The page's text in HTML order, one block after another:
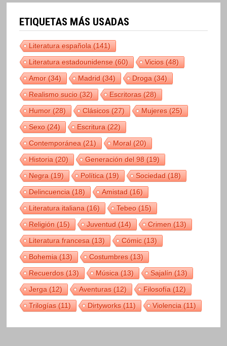
ETIQUETAS MÁS USADAS
Literatura española(141)
Literatura estadounidense(60) Vicios(48)
Amor(34) Madrid(34) Droga(34)
Realismo sucio(32) Escritoras(28)
Humor(28) Clásicos(27) Mujeres(25)
Sexo(24) Escritura(22)
Contemporánea(21) Moral(20)
Historia(20) Generación del 98(19)
Negra(19) Política(19) Sociedad(18)
Delincuencia(18) Amistad(16)
Literatura italiana(16) Tebeo(15)
Religión(15) Juventud(14) Crimen(13)
Literatura francesa(13) Cómic(13)
Bohemia(13) Costumbres(13)
Recuerdos(13) Música(13) Sajalín(13)
Jerga(12) Aventuras(12) Filosofía(12)
Trilogías(11) Dirtyworks(11) Violencia(11)